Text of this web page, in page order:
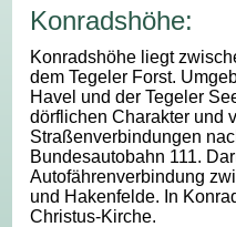
Konradshöhe:
Konradshöhe liegt
dem Tegeler Forst.
Havel und der Tegeler
dörflichen Charakter und
Straßenverbindungen
Bundesautobahn 111.
Autofährenverbindung
und Hakenfelde. In
Christus-Kirche.